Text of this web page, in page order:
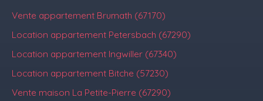
Vente appartement Brumath (67170)
Location appartement Petersbach (67290)
Location appartement Ingwiller (67340)
Location appartement Bitche (57230)
Vente maison La Petite-Pierre (67290)